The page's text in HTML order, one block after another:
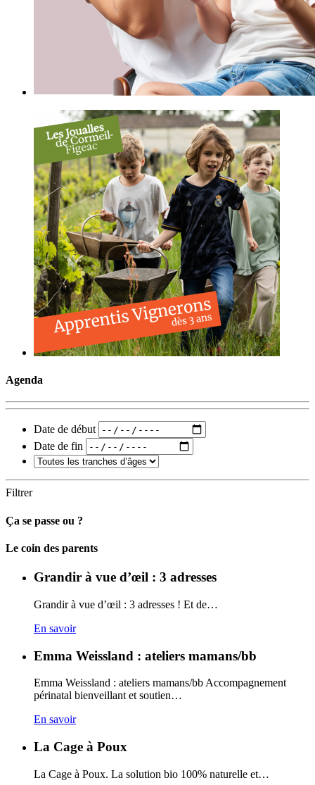
Agenda
Date de début
Date de fin
Filtrer
Ça se passe ou ?
Carto
Le coin des parents
Grandir à vue d’œil : 3 adresses
Grandir à vue d’œil : 3 adresses ! Et de…
En savoir
Emma Weissland : ateliers mamans/bb
Emma Weissland : ateliers mamans/bb Accompagnement
périnatal bienveillant et soutien…
En savoir
La Cage à Poux
La Cage à Poux. La solution bio 100% naturelle et…